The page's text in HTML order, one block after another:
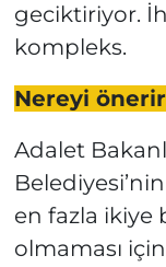
geciktiriyor.
kompleks.
Nereyi
Adalet
en fazla ikiye
olmaması